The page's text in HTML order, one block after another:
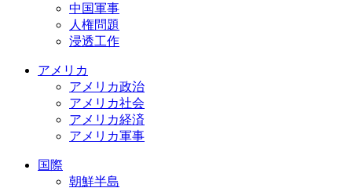
中国軍事
人権問題
浸透工作
アメリカ
アメリカ政治
アメリカ社会
アメリカ経済
アメリカ軍事
国際
朝鮮半島